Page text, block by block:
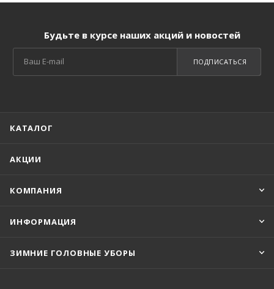
Будьте в курсе наших акций и новостей
ПОДПИСАТЬСЯ
КАТАЛОГ
АКЦИИ
КОМПАНИЯ
ИНФОРМАЦИЯ
ЗИМНИЕ ГОЛОВНЫЕ УБОРЫ